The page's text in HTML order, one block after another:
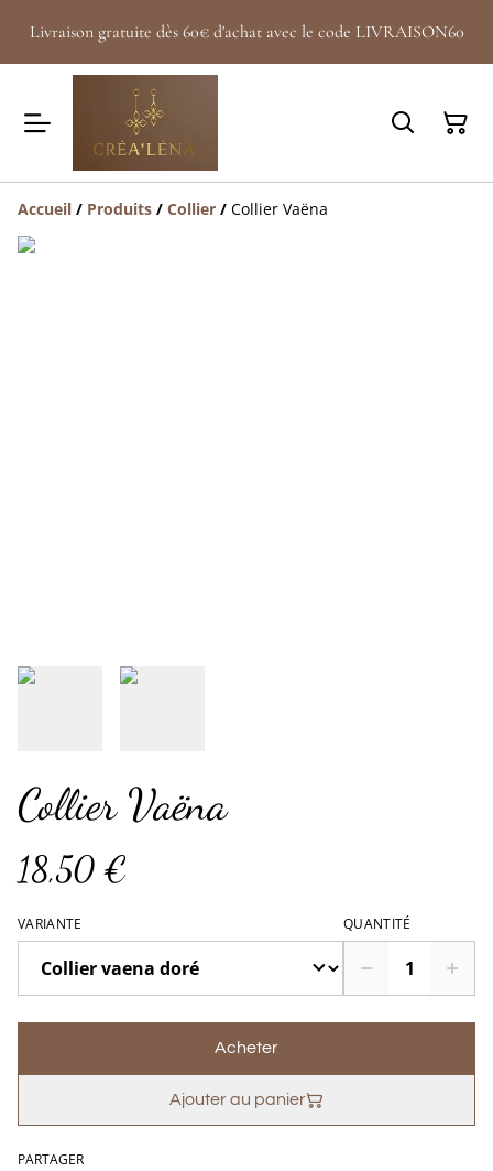
Livraison gratuite dès 60€ d'achat avec le code LIVRAISON60
Accueil / Produits / Collier / Collier Vaëna
Collier Vaëna
18,50 €
VARIANTE QUANTITÉ
Acheter
Ajouter au panier
PARTAGER